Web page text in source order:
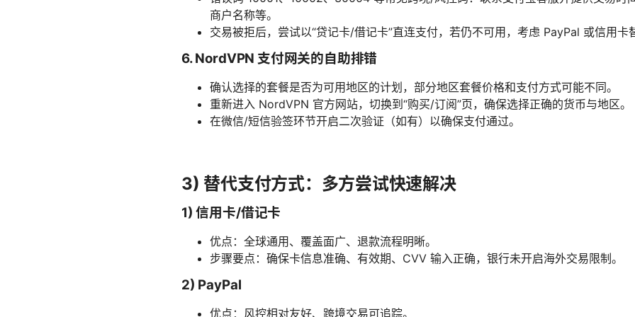
商户名称等。
交易被拒后，尝试以“贷记卡/借记卡”直连支付，若仍不可用，考虑 PayPal 或信用卡
6. NordVPN 支付网关的自助排错
确认选择的套餐是否为可用地区的计划，部分地区套餐价格和支付方式可能不同。
重新进入 NordVPN 官方网站，切换到“购买/订阅”页，确保选择正确的货币与地区。
在微信/短信验签环节开启二次验证（如有）以确保支付通过。
3) 替代支付方式：多方尝试快速解决
1) 信用卡/借记卡
优点：全球通用、覆盖面广、退款流程明晰。
步骤要点：确保卡信息准确、有效期、CVV 输入正确，银行未开启海外交易限制。
2) PayPal
优点：风控相对友好、跨境交易可追踪。